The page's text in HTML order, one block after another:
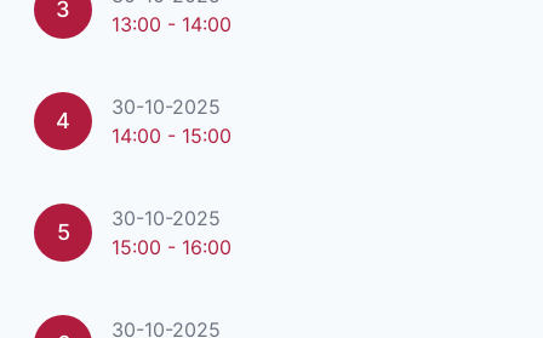
3
13:00 - 14:00
4
30-10-2025
14:00 - 15:00
5
30-10-2025
15:00 - 16:00
30-10-2025